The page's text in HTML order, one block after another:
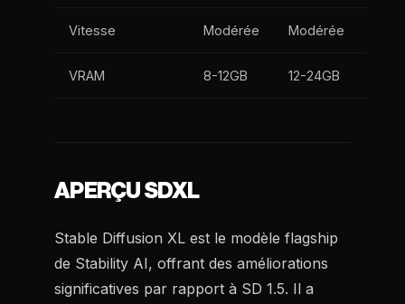
Vitesse Modérée Modérée
VRAM 8-12GB 12-24GB
APERÇU SDXL
Stable Diffusion XL est le modèle flagship
de Stability AI, offrant des améliorations
significatives par rapport à SD 1.5. Il a